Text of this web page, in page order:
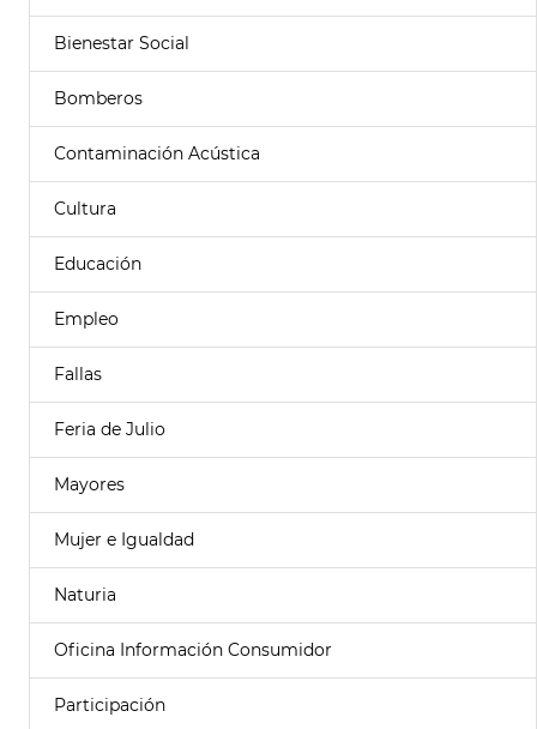
Bienestar Social
Bomberos
Contaminación Acústica
Cultura
Educación
Empleo
Fallas
Feria de Julio
Mayores
Mujer e Igualdad
Naturia
Oficina Información Consumidor
Participación